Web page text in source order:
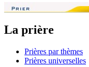
La prière
Prières par thèmes
Prières universelles